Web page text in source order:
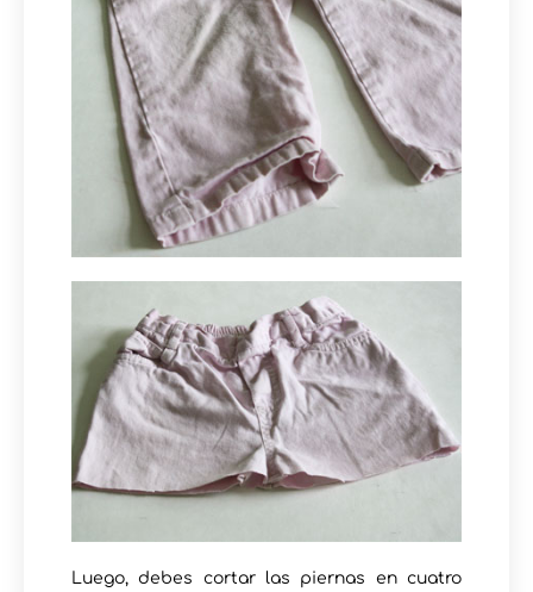
Luego, debes cortar las piernas en cuatro